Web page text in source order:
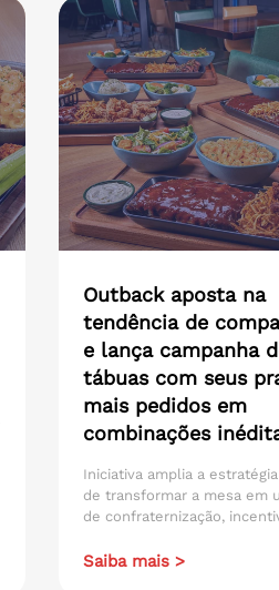
Outback aposta na
tendência de
e lança campanha
tábuas com seus
mais pedidos em
combinações
Iniciativa amplia a
de transformar a mesa em
de confraternização,
Saiba mais >